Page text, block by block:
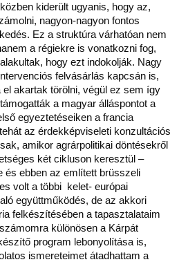
kiderült ugyanis, hogy az,
nagyon-nagyon fontos
Ez a struktúra várhatóan nem
a régiekre is vonatkozni fog,
hogy ezt indokolják. Nagy
felvásárlás kapcsán is,
akartak törölni, végül ez sem így
a magyar álláspontot a
egyeztetéseiken a francia
az érdekképviseleti konzultációs
amikor agrárpolitikai döntésekről
két cikluson keresztül –
és ebben az említett brüsszeli
volt a többi kelet- európai
együttműködés, de az akkori
felkészítésében a tapasztalataim
különösen a Kárpát
program lebonyolítása is,
ismereteimet átadhattam a